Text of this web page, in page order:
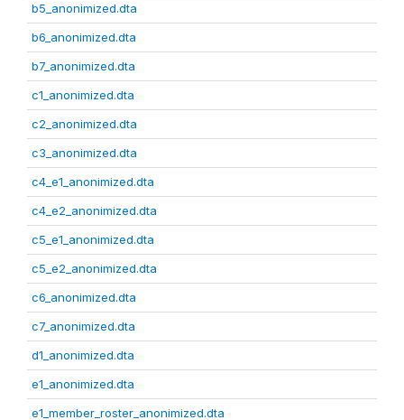
b5_anonimized.dta
b6_anonimized.dta
b7_anonimized.dta
c1_anonimized.dta
c2_anonimized.dta
c3_anonimized.dta
c4_e1_anonimized.dta
c4_e2_anonimized.dta
c5_e1_anonimized.dta
c5_e2_anonimized.dta
c6_anonimized.dta
c7_anonimized.dta
d1_anonimized.dta
e1_anonimized.dta
e1_member_roster_anonimized.dta